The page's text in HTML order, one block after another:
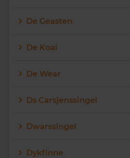
De Geasten
De Koai
De Wear
Ds Carsjenssingel
Dwarssingel
Dykfinne